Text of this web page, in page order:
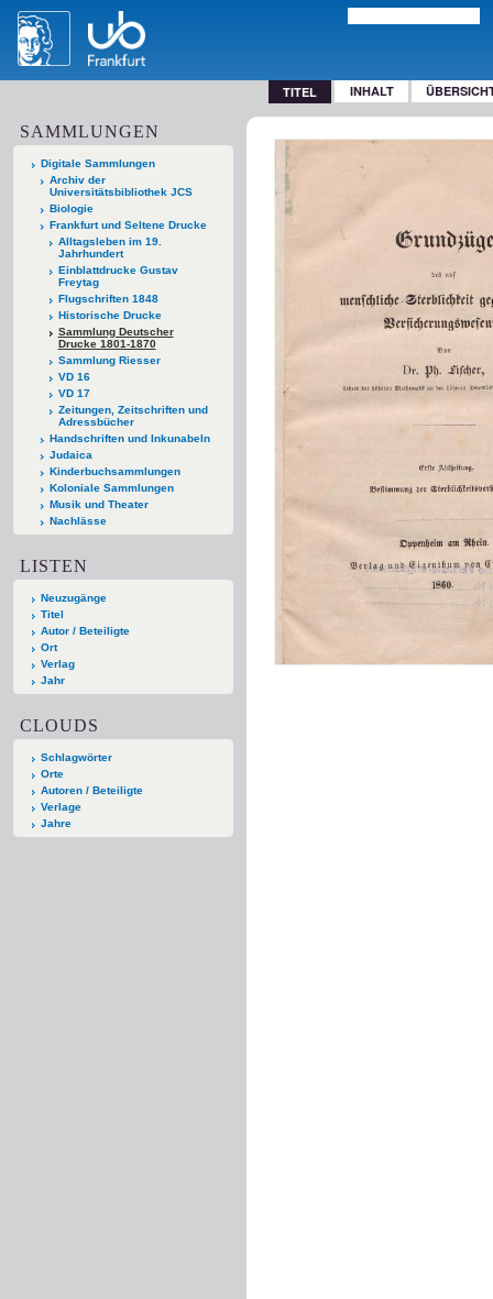
TITEL INHALT
SAMMLUNGEN
Digitale Sammlungen
Archiv der
Universitätsbibliothek JCS
Biologie
Frankfurt und Seltene Drucke
Alltagsleben im 19.
Jahrhundert
Einblattdrucke Gustav
Freytag
Flugschriften 1848
Historische Drucke
Sammlung Deutscher
Drucke 1801-1870
Sammlung Riesser
VD 16
VD 17
Zeitungen, Zeitschriften und
Adressbücher
Handschriften und Inkunabeln
Judaica
Kinderbuchsammlungen
Koloniale Sammlungen
Musik und Theater
Nachlässe
LISTEN
Neuzugänge
Titel
Autor / Beteiligte
Ort
Verlag
Jahr
CLOUDS
Schlagwörter
Orte
Autoren / Beteiligte
Verlage
Jahre